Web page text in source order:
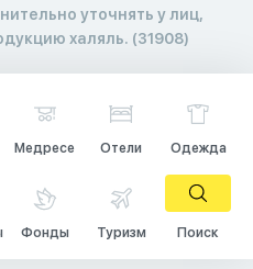
уточнять у лиц,
халяль. (31908)
Медресе Отели Одежда
Фонды Туризм Поиск